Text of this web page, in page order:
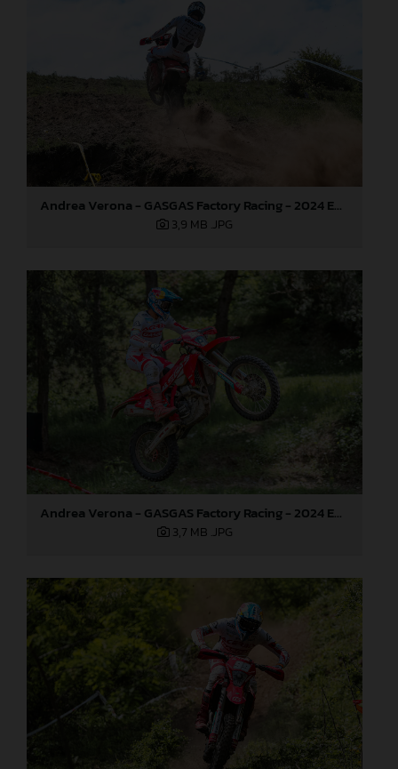
Andrea Verona - GASGAS Factory Racing - 2024 EnduroGP World Championship - Round 3, Romania
3,9 MB .JPG
Andrea Verona - GASGAS Factory Racing - 2024 EnduroGP World Championship - Round 3, Romania
3,7 MB .JPG